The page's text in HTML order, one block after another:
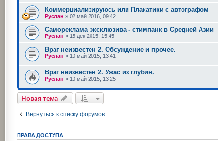
Коммерциализируюсь или Плакатики с автографом
Руслан » 02 май 2016, 09:42
Самореклама эксклюзива - стимпанк в Средней Азии
Руслан » 15 дек 2015, 15:45
Враг неизвестен 2. Обсуждение и прочее.
Руслан » 10 май 2015, 13:41
Враг неизвестен 2. Ужас из глубин.
Руслан » 10 май 2015, 13:25
Новая тема
Вернуться к списку форумов
ПРАВА ДОСТУПА